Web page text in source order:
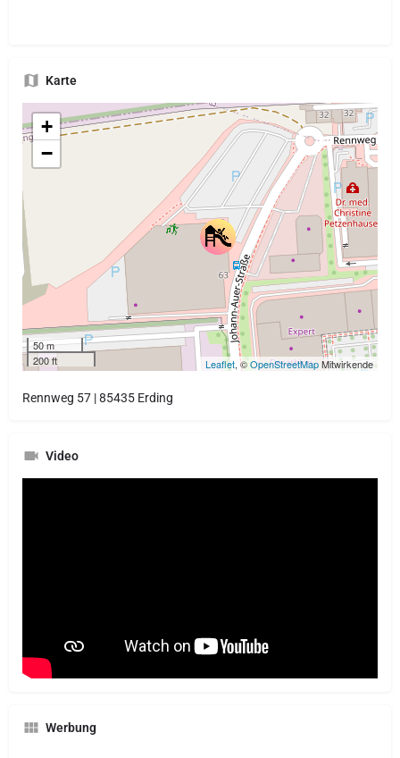
Karte
+
−
50 m
200 ft
Leaflet, ©OpenStreetMapMitwirkende
Rennweg 57 | 85435 Erding
Video
Werbung